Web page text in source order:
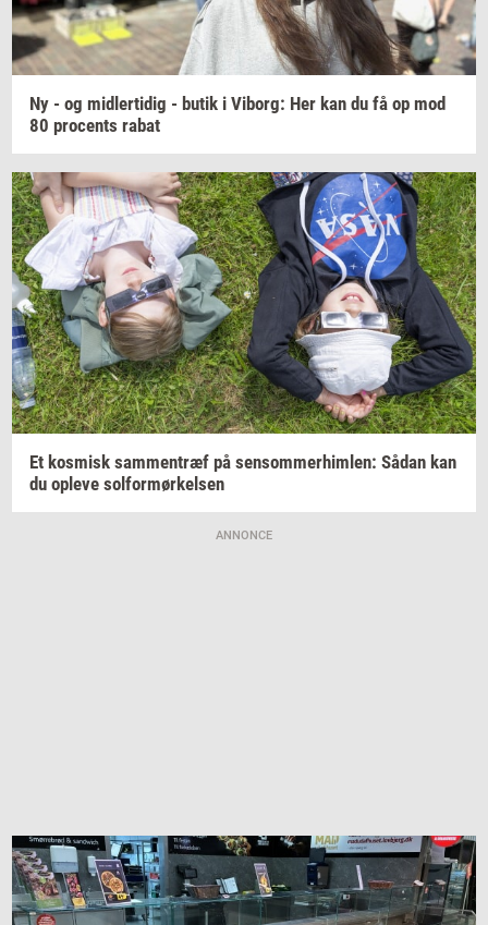
Ny - og mid­ler­ti­dig - butik i Vi­borg: Her kan du få op mod
80 pro­cents rabat
Et kos­misk sam­men­træf på sen­som­mer­him­len: Sådan kan
du op­le­ve sol­for­mør­kel­sen
ANNONCE